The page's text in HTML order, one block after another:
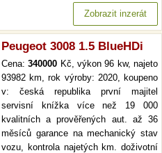
Zobrazit inzerát
Peugeot 3008 1.5 BlueHDi
Cena:340000 Kč, výkon 96 kw, najeto
93982 km, rok výroby: 2020, koupeno
v: česká republika první majitel
servisní knížka více než 19 000
kvalitních a prověřených aut. až 36
měsíců garance na mechanický stav
vozu, kontrola najetých km. doživotní